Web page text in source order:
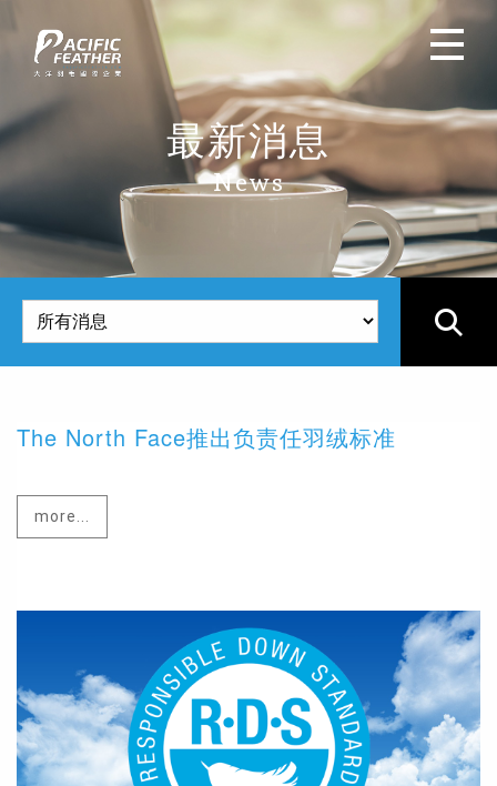
最新消息
News
The North Face推出负责任羽绒标准
more...